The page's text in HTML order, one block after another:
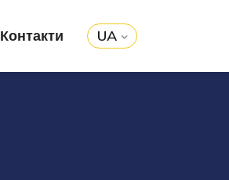
Контакти UA